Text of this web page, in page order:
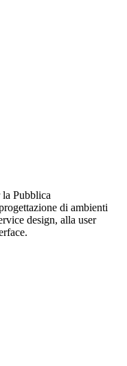
Pubblica
di ambienti
design, alla user